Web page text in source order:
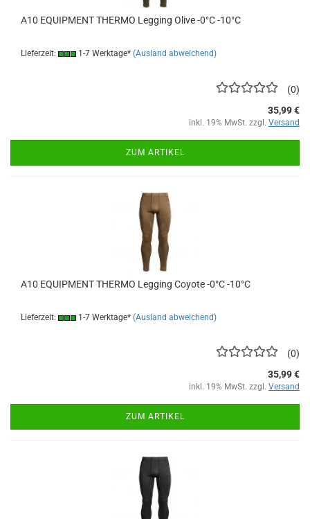
A10 EQUIPMENT THERMO Legging Olive -0°C -10°C
Lieferzeit: 1-7 Werktage* (Ausland abweichend)
0
35,99 €
inkl. 19% MwSt. zzgl. Versand
ZUM ARTIKEL
A10 EQUIPMENT THERMO Legging Coyote -0°C -10°C
Lieferzeit: 1-7 Werktage* (Ausland abweichend)
0
35,99 €
inkl. 19% MwSt. zzgl. Versand
ZUM ARTIKEL